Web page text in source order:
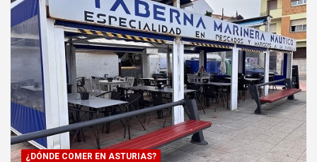
¿DÓNDE COMER EN ASTURIAS?